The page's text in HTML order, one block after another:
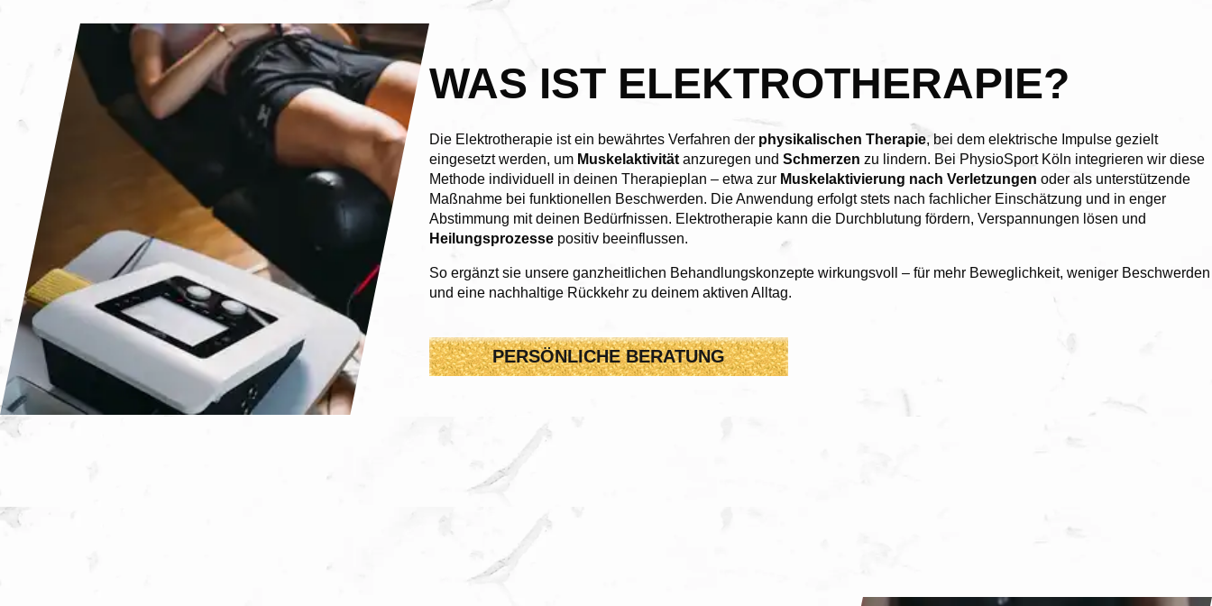
WAS IST ELEKTROTHERAPIE?
Die Elektrotherapie ist ein bewährtes Verfahren der physikalischen Therapie, bei dem elektrische Impulse gezielt
eingesetzt werden, um Muskelaktivität anzuregen und Schmerzen zu lindern. Bei PhysioSport Köln integrieren wir diese
Methode individuell in deinen Therapieplan – etwa zur Muskelaktivierung nach Verletzungen oder als unterstützende
Maßnahme bei funktionellen Beschwerden. Die Anwendung erfolgt stets nach fachlicher Einschätzung und in enger
Abstimmung mit deinen Bedürfnissen. Elektrotherapie kann die Durchblutung fördern, Verspannungen lösen und
Heilungsprozesse positiv beeinflussen.
So ergänzt sie unsere ganzheitlichen Behandlungskonzepte wirkungsvoll – für mehr Beweglichkeit, weniger Beschwerden
und eine nachhaltige Rückkehr zu deinem aktiven Alltag.
PERSÖNLICHE BERATUNG